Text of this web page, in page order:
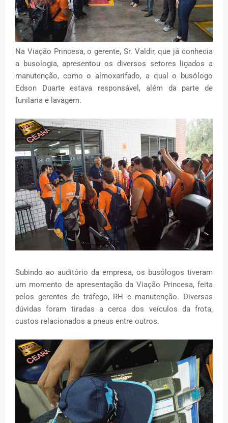
Na Viação Princesa, o gerente, Sr. Valdir, que já conhecia
a busologia, apresentou os diversos setores ligados a
manutenção, como o almoxarifado, a qual o busólogo
Edson Duarte estava responsável, além da parte de
funilaria e lavagem.
Subindo ao auditório da empresa, os busólogos tiveram
um momento de apresentação da Viação Princesa, feita
pelos gerentes de tráfego, RH e manutenção. Diversas
dúvidas foram tiradas a cerca dos veículos da frota,
custos relacionados a pneus entre outros.